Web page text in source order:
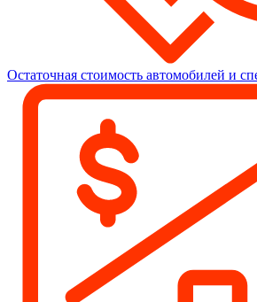
Остаточная стоимость автомобилей и